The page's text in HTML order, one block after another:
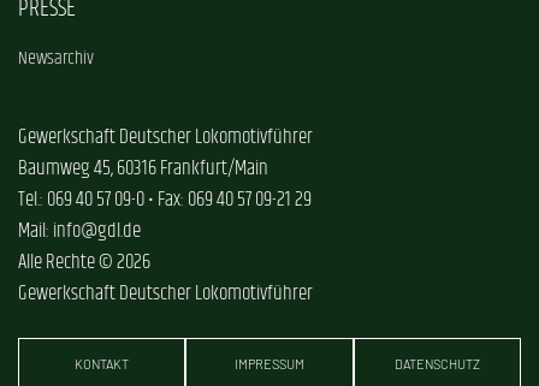
PRESSE
Newsarchiv
Gewerkschaft Deutscher Lokomotivführer
Baumweg 45, 60316 Frankfurt/Main
Tel.: 069 40 57 09-0 • Fax: 069 40 57 09-21 29
Mail: info@gdl.de
Alle Rechte © 2026
Gewerkschaft Deutscher Lokomotivführer
KONTAKT IMPRESSUM DATENSCHUTZ